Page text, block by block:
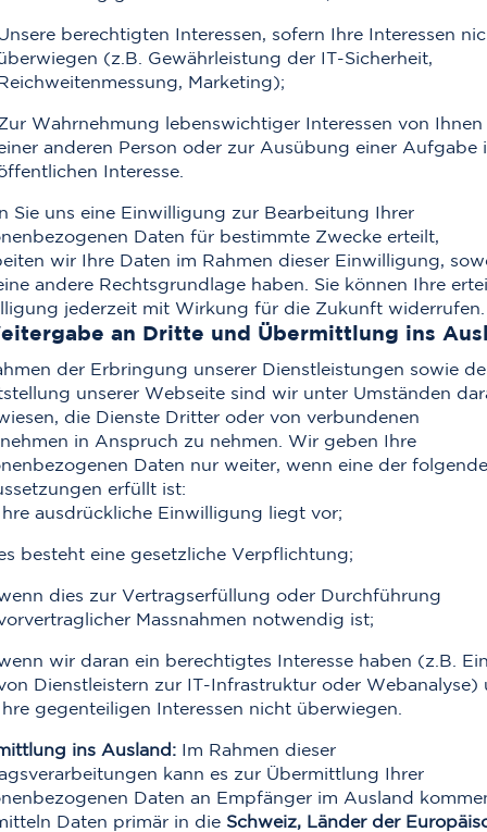
berechtigten Interessen, sofern Ihre Interessen
(z.B. Gewährleistung der IT-Sicherheit,
Marketing);
Wahrnehmung lebenswichtiger Interessen von Ihnen
anderen Person oder zur Ausübung einer Aufgabe
Interesse.
Sie uns eine Einwilligung zur Bearbeitung Ihrer
Daten für bestimmte Zwecke erteilt,
wir Ihre Daten im Rahmen dieser Einwilligung,
andere Rechtsgrundlage haben. Sie können Ihre
jederzeit mit Wirkung für die Zukunft widerrufen.
an Dritte und Übermittlung ins
der Erbringung unserer Dienstleistungen sowie
unserer Webseite sind wir unter Umständen
die Dienste Dritter oder von verbundenen
in Anspruch zu nehmen. Wir geben Ihre
Daten nur weiter, wenn eine der
erfüllt ist:
ausdrückliche Einwilligung liegt vor;
besteht eine gesetzliche Verpflichtung;
dies zur Vertragserfüllung oder Durchführung
Massnahmen notwendig ist;
wir daran ein berechtigtes Interesse haben (z.B.
Dienstleistern zur IT-Infrastruktur oder Webanalyse)
gegenteiligen Interessen nicht überwiegen.
ins Ausland:Im Rahmen dieser
kann es zur Übermittlung Ihrer
Daten an Empfänger im Ausland
Daten primär in die Schweiz, Länder der